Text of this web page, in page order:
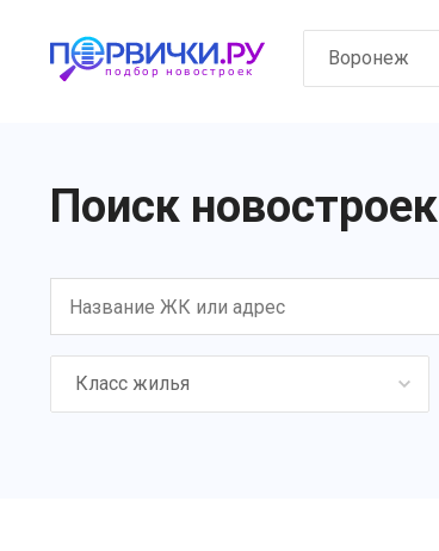
Воронеж
Поиск новостроек
Класс жилья